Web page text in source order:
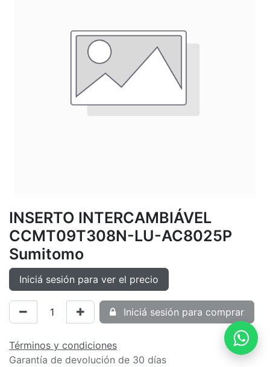
INSERTO INTERCAMBIÁVEL
CCMT09T308N-LU-AC8025P
Sumitomo
Iniciá sesión para ver el precio
Iniciá sesión para comprar
Términos y condiciones
Garantía de devolución de 30 días